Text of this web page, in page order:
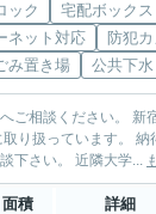
ック
宅配ボックス
ネット対応
防犯
み置き場
公共下水
ご相談ください。 新
のお部屋が見つかるま
でお手伝い致します。ＬＩＮＥ・メールでの物件紹介も行っており遠方にお住まいの方もお気軽にご相談下さい。 近隣大学...
面積 詳細